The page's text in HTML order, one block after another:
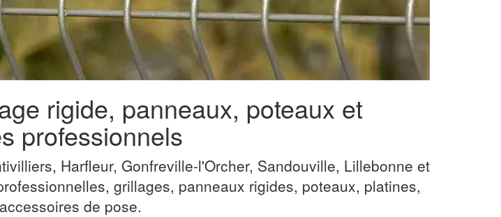
rigide, panneaux, poteaux et
professionnels
Harfleur, Gonfreville-l'Orcher, Sandouville, Lillebonne et
grillages, panneaux rigides, poteaux, platines,
de pose.